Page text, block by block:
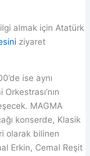
almak için Atatürk
ziyaret
ise aynı
MAGMA
konserde, Klasik
olarak bilinen
Erkin, Cemal Reşit